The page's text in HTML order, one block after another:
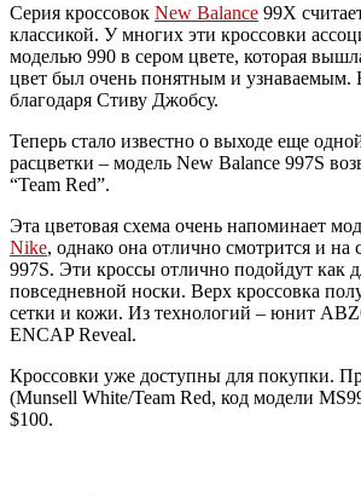
Серия кроссовок New Balance 99X
классикой. У многих эти кроссовки
моделью 990 в сером цвете, которая
цвет был очень понятным и узнаваемым.
благодаря Стиву Джобсу.
Теперь стало известно о выходе еще
расцветки – модель New Balance 997S
“Team Red”.
Эта цветовая схема очень напоминает
Nike, однако она отлично смотрится и на
997S. Эти кроссы отлично подойдут как
повседневной носки. Верх кроссовка
сетки и кожи. Из технологий – юнит
ENCAP Reveal.
Кроссовки уже доступны для покупки.
(Munsell White/Team Red, код модели
$100.